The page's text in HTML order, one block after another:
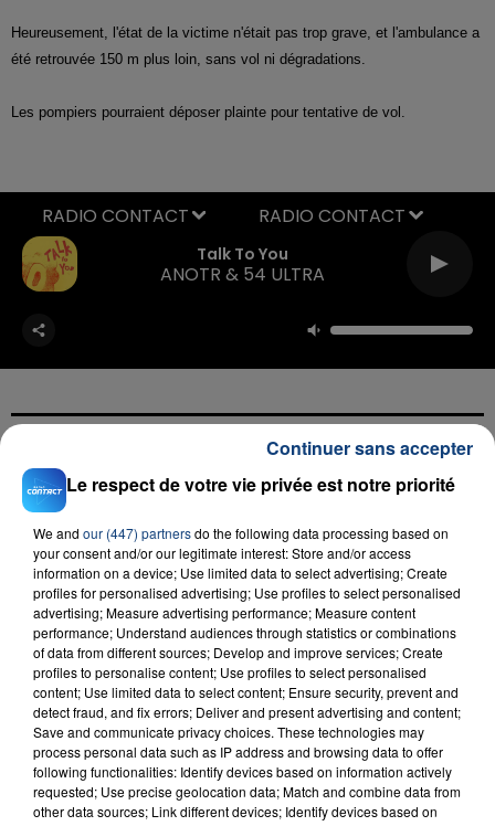
Heureusement, l'état de la victime n'était pas trop grave, et l'ambulance a
été retrouvée 150 m plus loin, sans vol ni dégradations.
Les pompiers pourraient déposer plainte pour tentative de vol.
Talk To You
ANOTR & 54 ULTRA
RADIO CONTACT
FIL D'ACTU
23 juillet 2026
INCENDIE MORTEL À LENS : UNE FEMME ET
SON BÉBÉ ENTRE LA VIE ET LA...
Un homme s'est immolé par le feu après avoir
aspergé sa compagne et leur bébé de trois mois
d'un liquide inflammable.
Le respect de votre vie privée est notre priorité
We and our (447) partnersdo the following data processing based on
your consent and/or our legitimate interest: Store and/or access
information on a device; Use limited data to select advertising; Create
profiles for personalised advertising; Use profiles to select personalised
advertising; Measure advertising performance; Measure content
performance; Understand audiences through statistics or combinations
of data from different sources; Develop and improve services; Create
profiles to personalise content; Use profiles to select personalised
content; Use limited data to select content; Ensure security, prevent and
detect fraud, and fix errors; Deliver and present advertising and content;
Save and communicate privacy choices. These technologies may
process personal data such as IP address and browsing data to offer
following functionalities: Identify devices based on information actively
requested; Use precise geolocation data; Match and combine data from
other data sources; Link different devices; Identify devices based on
Continuer sans accepter